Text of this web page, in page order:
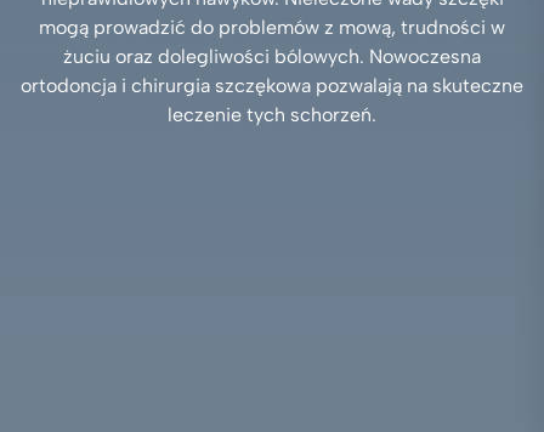
mogą prowadzić do problemów z mową, trudności w
żuciu oraz dolegliwości bólowych. Nowoczesna
ortodoncja i chirurgia szczękowa pozwalają na skuteczne
leczenie tych schorzeń.